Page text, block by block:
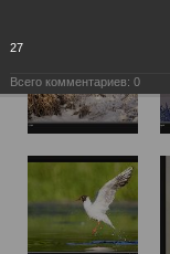
27
Всего комментариев: 0